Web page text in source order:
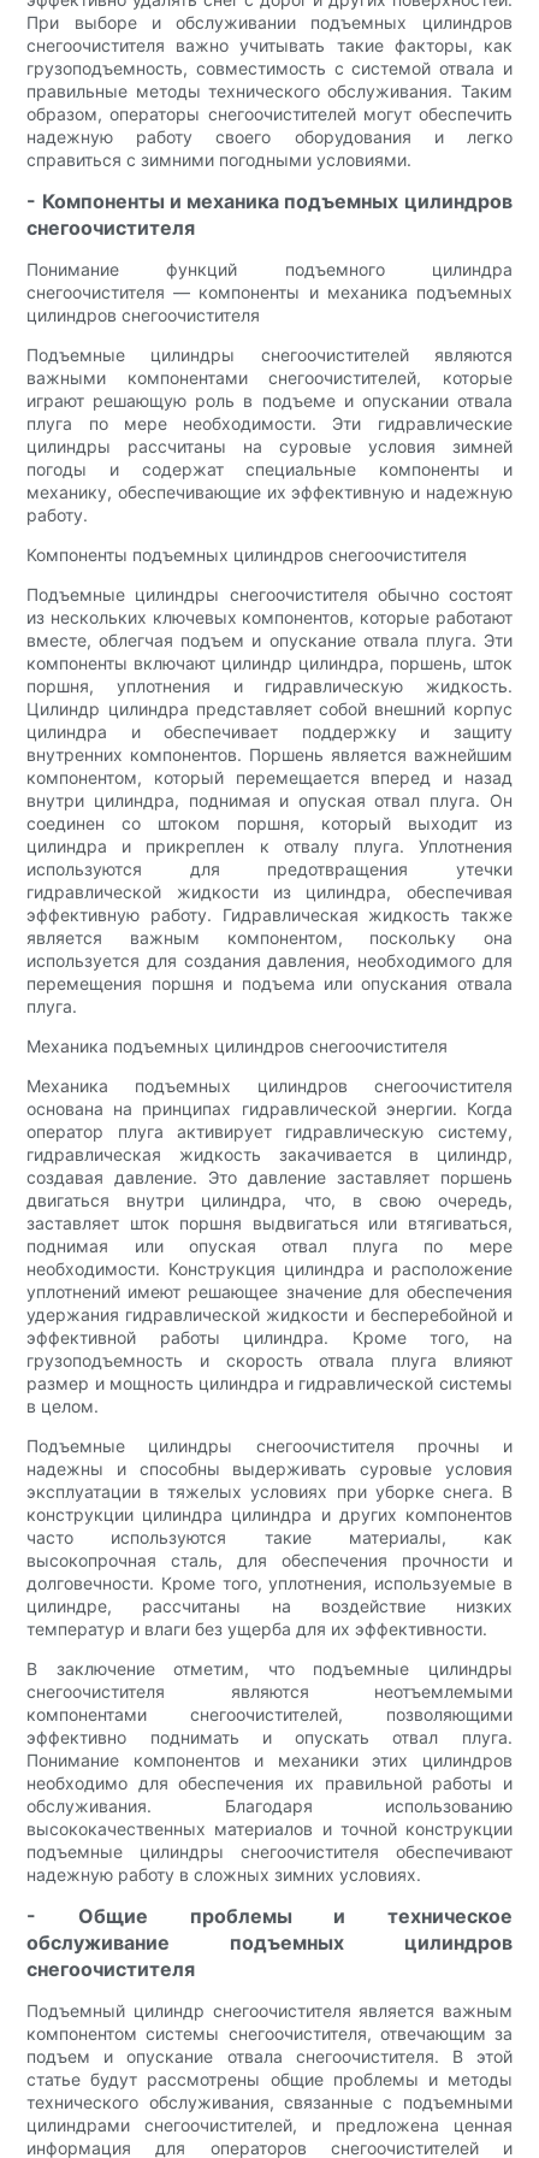
При выборе и обслуживании подъемных цилиндров
снегоочистителя важно учитывать такие факторы, как
грузоподъемность, совместимость с системой отвала и
правильные методы технического обслуживания. Таким
образом, операторы снегоочистителей могут обеспечить
надежную работу своего оборудования и легко
справиться с зимними погодными условиями.
- Компоненты и механика подъемных цилиндров
снегоочистителя
Понимание функций подъемного цилиндра
снегоочистителя — компоненты и механика подъемных
цилиндров снегоочистителя
Подъемные цилиндры снегоочистителей являются
важными компонентами снегоочистителей, которые
играют решающую роль в подъеме и опускании отвала
плуга по мере необходимости. Эти гидравлические
цилиндры рассчитаны на суровые условия зимней
погоды и содержат специальные компоненты и
механику, обеспечивающие их эффективную и надежную
работу.
Компоненты подъемных цилиндров снегоочистителя
Подъемные цилиндры снегоочистителя обычно состоят
из нескольких ключевых компонентов, которые работают
вместе, облегчая подъем и опускание отвала плуга. Эти
компоненты включают цилиндр цилиндра, поршень, шток
поршня, уплотнения и гидравлическую жидкость.
Цилиндр цилиндра представляет собой внешний корпус
цилиндра и обеспечивает поддержку и защиту
внутренних компонентов. Поршень является важнейшим
компонентом, который перемещается вперед и назад
внутри цилиндра, поднимая и опуская отвал плуга. Он
соединен со штоком поршня, который выходит из
цилиндра и прикреплен к отвалу плуга. Уплотнения
используются для предотвращения утечки
гидравлической жидкости из цилиндра, обеспечивая
эффективную работу. Гидравлическая жидкость также
является важным компонентом, поскольку она
используется для создания давления, необходимого для
перемещения поршня и подъема или опускания отвала
плуга.
Механика подъемных цилиндров снегоочистителя
Механика подъемных цилиндров снегоочистителя
основана на принципах гидравлической энергии. Когда
оператор плуга активирует гидравлическую систему,
гидравлическая жидкость закачивается в цилиндр,
создавая давление. Это давление заставляет поршень
двигаться внутри цилиндра, что, в свою очередь,
заставляет шток поршня выдвигаться или втягиваться,
поднимая или опуская отвал плуга по мере
необходимости. Конструкция цилиндра и расположение
уплотнений имеют решающее значение для обеспечения
удержания гидравлической жидкости и бесперебойной и
эффективной работы цилиндра. Кроме того, на
грузоподъемность и скорость отвала плуга влияют
размер и мощность цилиндра и гидравлической системы
в целом.
Подъемные цилиндры снегоочистителя прочны и
надежны и способны выдерживать суровые условия
эксплуатации в тяжелых условиях при уборке снега. В
конструкции цилиндра цилиндра и других компонентов
часто используются такие материалы, как
высокопрочная сталь, для обеспечения прочности и
долговечности. Кроме того, уплотнения, используемые в
цилиндре, рассчитаны на воздействие низких
температур и влаги без ущерба для их эффективности.
В заключение отметим, что подъемные цилиндры
снегоочистителя являются неотъемлемыми
компонентами снегоочистителей, позволяющими
эффективно поднимать и опускать отвал плуга.
Понимание компонентов и механики этих цилиндров
необходимо для обеспечения их правильной работы и
обслуживания. Благодаря использованию
высококачественных материалов и точной конструкции
подъемные цилиндры снегоочистителя обеспечивают
надежную работу в сложных зимних условиях.
- Общие проблемы и техническое
обслуживание подъемных цилиндров
снегоочистителя
Подъемный цилиндр снегоочистителя является важным
компонентом системы снегоочистителя, отвечающим за
подъем и опускание отвала снегоочистителя. В этой
статье будут рассмотрены общие проблемы и методы
технического обслуживания, связанные с подъемными
цилиндрами снегоочистителей, и предложена ценная
информация для операторов снегоочистителей и